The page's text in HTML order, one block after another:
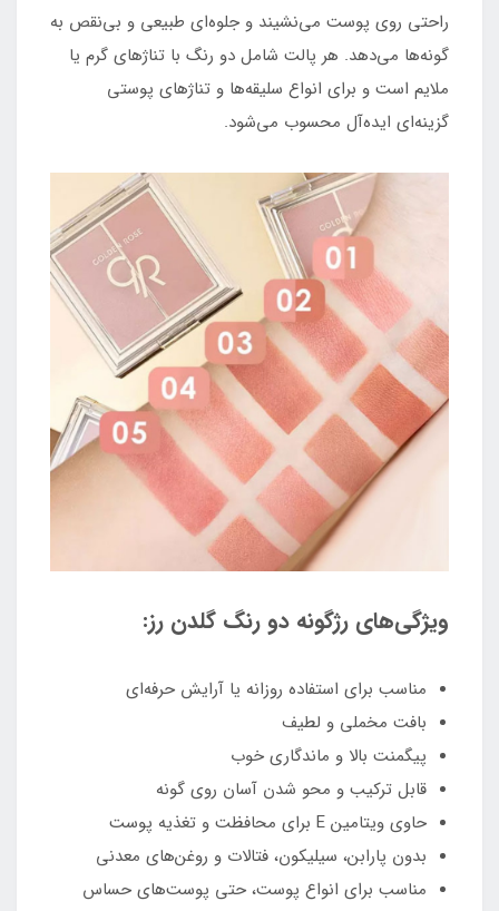
راحتی روی پوست می‌نشیند و جلوه‌ای طبیعی و بی‌نقص به
گونه‌ها می‌دهد. هر پالت شامل دو رنگ با تناژهای گرم یا
ملایم است و برای انواع سلیقه‌ها و تناژهای پوستی
گزینه‌ای ایده‌آل محسوب می‌شود.
ویژگی‌های رژگونه دو رنگ گلدن رز:
مناسب برای استفاده روزانه یا آرایش حرفه‌ای
بافت مخملی و لطیف
پیگمنت بالا و ماندگاری خوب
قابل ترکیب و محو شدن آسان روی گونه
حاوی ویتامین E برای محافظت و تغذیه پوست
بدون پارابن، سیلیکون، فتالات و روغن‌های معدنی
مناسب برای انواع پوست، حتی پوست‌های حساس